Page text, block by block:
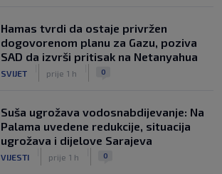
Hamas tvrdi da ostaje privržen
dogovorenom planu za Gazu, poziva
SAD da izvrši pritisak na Netanyahua
SVIJET prije 1 h 0
Suša ugrožava vodosnabdijevanje: Na
Palama uvedene redukcije, situacija
ugrožava i dijelove Sarajeva
VIJESTI prije 1 h 0